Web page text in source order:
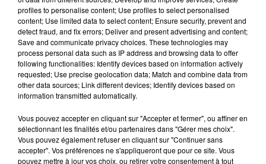
profiles to personalise content; Use profiles to select personalised
content; Use limited data to select content; Ensure security, prevent and
detect fraud, and fix errors; Deliver and present advertising and content;
Save and communicate privacy choices. These technologies may
process personal data such as IP address and browsing data to offer
following functionalities: Identify devices based on information actively
requested; Use precise geolocation data; Match and combine data from
other data sources; Link different devices; Identify devices based on
information transmitted automatically.
Vous pouvez accepter en cliquant sur "Accepter et fermer", ou affiner en
sélectionnant les finalités et/ou partenaires dans "Gérer mes choix".
Vous pouvez également refuser en cliquant sur "Continuer sans
accepter". Vos préférences ne s'appliqueront que pour ce site. Vous
pouvez mettre à jour vos choix, ou retirer votre consentement à tout